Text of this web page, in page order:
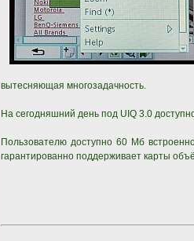
вытесняющая многозадачность.
На сегодняшний день под UIQ 3.0
Пользователю доступно 60 Мб
гарантированно поддерживает карты